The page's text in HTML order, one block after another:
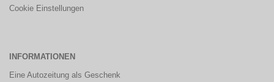
Cookie Einstellungen
INFORMATIONEN
Eine Autozeitung als Geschenk